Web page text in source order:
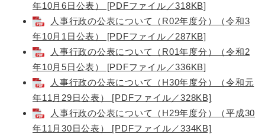
年10月6日公表） [PDFファイル／318KB]
人事行政の公表について（R02年度分）（令和3
年10月1日公表） [PDFファイル／287KB]
人事行政の公表について（R01年度分）（令和2
年10月5日公表） [PDFファイル／336KB]
人事行政の公表について（H30年度分）（令和元
年11月29日公表） [PDFファイル／328KB]
人事行政の公表について（H29年度分）（平成30
年11月30日公表） [PDFファイル／334KB]